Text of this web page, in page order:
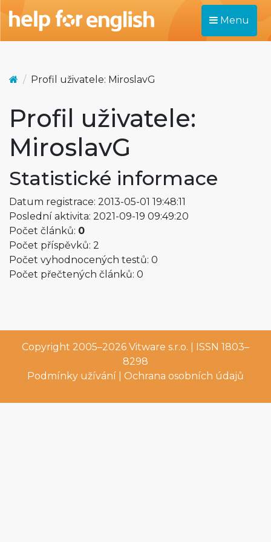
Menu
Profil uživatele: MiroslavG
Profil uživatele:
MiroslavG
Statistické informace
Datum registrace: 2013-05-01 19:48:11
Poslední aktivita: 2021-09-19 09:49:20
Počet článků: 0
Počet příspěvků: 2
Počet vyhodnocených testů: 0
Počet přečtených článků: 0
Copyright 2005–2026 Vitware s.r.o. | ISSN 1803–
8298
Podmínky užívání
Ochrana osobních údajů